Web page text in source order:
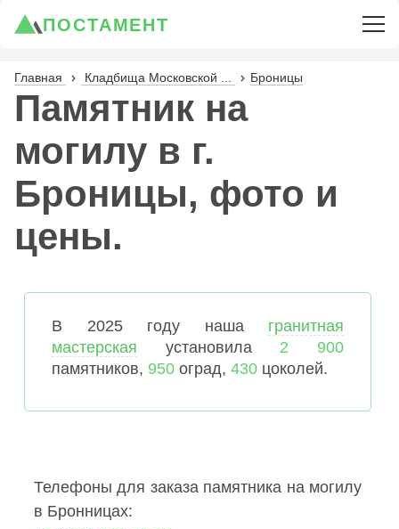
ПОСТАМЕНТ
Главная Кладбища Московской ... Броницы
Памятник на
могилу в г.
Броницы, фото и
цены.
В 2025 году наша гранитная
мастерская установила 2 900
памятников, 950 оград, 430 цоколей.
Телефоны для заказа памятника на могилу
в Бронницах: